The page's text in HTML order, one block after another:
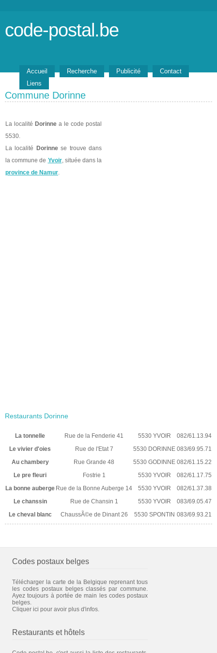
code-postal.be
Accueil Recherche Publicité
Contact
Liens
Commune Dorinne
La localité Dorinne a le code postal
5530.
La localité
Dorinnese trouve dans
la commune de Yvoir, située dans la
province de Namur.
Restaurants Dorinne
La tonnelle Rue de la Fenderie 41 5530 YVOIR
082/61.13.94
Le vivier d'oies
Rue de l'Etat 7 5530 DORINNE 083/69.95.71
Au chambery
Rue Grande 48 5530 GODINNE 082/61.15.22
Le pre fleuri
Fostrie 1 5530 YVOIR
082/61.17.75
La bonne auberge Rue de la Bonne Auberge 14 5530 YVOIR
082/61.37.38
Le chanssin
Rue de Chansin 1 5530 YVOIR
083/69.05.47
Le cheval blanc
ChaussÃ©e de Dinant 26 5530 SPONTIN 083/69.93.21
Codes postaux belges
Télécharger la carte de la Belgique reprenant tous
les codes postaux belges classés par commune.
Ayez toujours à portée de main les codes postaux
belges.
Cliquer ici pour avoir plus d'infos.
Restaurants et hôtels